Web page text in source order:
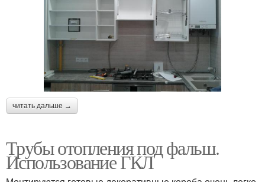
читать дальше →
Трубы отопления под фальш.
Использование ГКЛ